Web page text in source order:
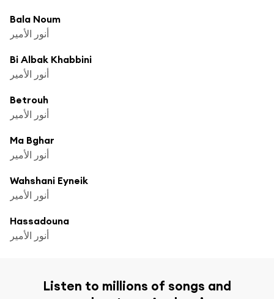
Bala Noum
أنور الأمير
Bi Albak Khabbini
أنور الأمير
Betrouh
أنور الأمير
Ma Bghar
أنور الأمير
Wahshani Eyneik
أنور الأمير
Hassadouna
أنور الأمير
Listen to millions of songs and